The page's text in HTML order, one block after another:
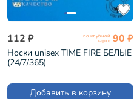
112 ₽ по клубной
карте 90 ₽
Носки unisex TIME FIRE БЕЛЫЕ
(24/7/365)
Добавить в корзину